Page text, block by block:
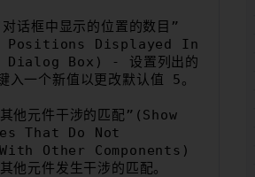
对话框中显示的位置的数目”
Positions Displayed In
Box) - 设置列出的
入一个新值以更改默认值 5。
其他元件干涉的匹配”(Show
That Do Not
Other Components)
他元件发生干涉的匹配。